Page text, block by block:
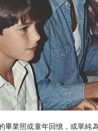
業照或童年回憶，或單純